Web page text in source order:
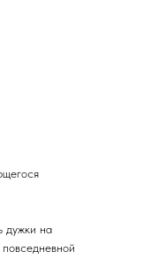
дужки на